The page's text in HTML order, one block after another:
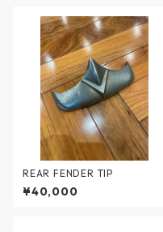
REAR FENDER TIP
¥40,000